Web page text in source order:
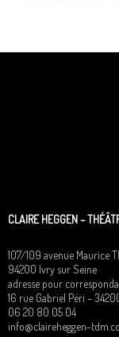
CLAIRE HEGGEN –
107/109 avenue Maurice
94200 Ivry sur Seine
adresse pour
16 rue Gabriel Péri –
06 20 80 05 04
info@claireheggen-